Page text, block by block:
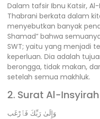
Dalam tafsir Ibnu Katsir,
Thabrani berkata dalam
menyebutkan banyak
Shamad” bahwa
SWT; yaitu yang menjadi
keperluan. Dia adalah
berongga, tidak makan,
setelah semua makhluk.
2. Surat Al-
وَإِلَىٰ رَبِّكَ فَٱرْغَب